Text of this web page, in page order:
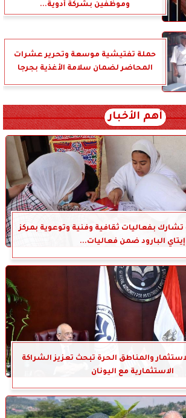
وموظفين بشركة أدوية...
حملة تفتيشية موسعة وتحرير عشرات
المحاضر لضمان سلامة الأغذية بجرجا
أهم الأخبار
تشارك بفعاليات ثقافية وفنية وتوعوية بمركز
إيتاي البارود ضمن فعاليات...
والمناطق الحرة تبحث تعزيز الشراكة
الاستثمارية مع اليونان